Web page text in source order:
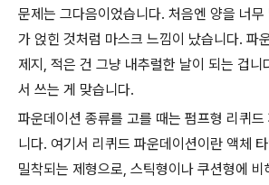
문제는 그다음이었습니다. 처음엔 양을 너무
가 얹힌 것처럼 마스크 느낌이 났습니다. 파
제지, 적은 건 그냥 내추럴한 날이 되는 겁니
서 쓰는 게 맞습니다.
파운데이션 종류를 고를 때는 펌프형 리퀴
니다. 여기서 리퀴드 파운데이션이란 액체
밀착되는 제형으로, 스틱형이나 쿠션형에